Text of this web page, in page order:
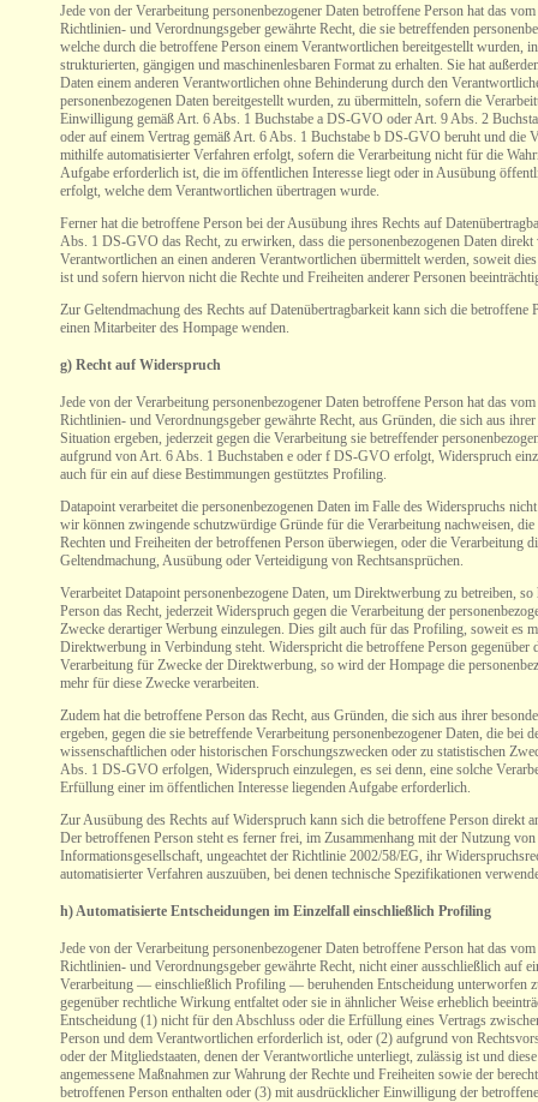
Jede von der Verarbeitung personenbezogener Daten betroffene Person hat das
Richtlinien- und Verordnungsgeber gewährte Recht, die sie betreffenden
welche durch die betroffene Person einem Verantwortlichen bereitgestellt wurden,
strukturierten, gängigen und maschinenlesbaren Format zu erhalten. Sie hat
Daten einem anderen Verantwortlichen ohne Behinderung durch den
personenbezogenen Daten bereitgestellt wurden, zu übermitteln, sofern die
Einwilligung gemäß Art. 6 Abs. 1 Buchstabe a DS-GVO oder Art. 9 Abs. 2
oder auf einem Vertrag gemäß Art. 6 Abs. 1 Buchstabe b DS-GVO beruht und die
mithilfe automatisierter Verfahren erfolgt, sofern die Verarbeitung nicht für die
Aufgabe erforderlich ist, die im öffentlichen Interesse liegt oder in Ausübung
erfolgt, welche dem Verantwortlichen übertragen wurde.
Ferner hat die betroffene Person bei der Ausübung ihres Rechts auf
Abs. 1 DS-GVO das Recht, zu erwirken, dass die personenbezogenen Daten direkt
Verantwortlichen an einen anderen Verantwortlichen übermittelt werden, soweit
ist und sofern hiervon nicht die Rechte und Freiheiten anderer Personen
Zur Geltendmachung des Rechts auf Datenübertragbarkeit kann sich die betroffene
einen Mitarbeiter des Hompage wenden.
g) Recht auf Widerspruch
Jede von der Verarbeitung personenbezogener Daten betroffene Person hat das
Richtlinien- und Verordnungsgeber gewährte Recht, aus Gründen, die sich aus ihrer
Situation ergeben, jederzeit gegen die Verarbeitung sie betreffender
aufgrund von Art. 6 Abs. 1 Buchstaben e oder f DS-GVO erfolgt, Widerspruch
auch für ein auf diese Bestimmungen gestütztes Profiling.
Datapoint verarbeitet die personenbezogenen Daten im Falle des Widerspruchs
wir können zwingende schutzwürdige Gründe für die Verarbeitung nachweisen, die
Rechten und Freiheiten der betroffenen Person überwiegen, oder die Verarbeitung
Geltendmachung, Ausübung oder Verteidigung von Rechtsansprüchen.
Verarbeitet Datapoint personenbezogene Daten, um Direktwerbung zu betreiben, so
Person das Recht, jederzeit Widerspruch gegen die Verarbeitung der
Zwecke derartiger Werbung einzulegen. Dies gilt auch für das Profiling, soweit es
Direktwerbung in Verbindung steht. Widerspricht die betroffene Person gegenüber
Verarbeitung für Zwecke der Direktwerbung, so wird der Hompage die
mehr für diese Zwecke verarbeiten.
Zudem hat die betroffene Person das Recht, aus Gründen, die sich aus ihrer
ergeben, gegen die sie betreffende Verarbeitung personenbezogener Daten, die bei
wissenschaftlichen oder historischen Forschungszwecken oder zu statistischen
Abs. 1 DS-GVO erfolgen, Widerspruch einzulegen, es sei denn, eine solche
Erfüllung einer im öffentlichen Interesse liegenden Aufgabe erforderlich.
Zur Ausübung des Rechts auf Widerspruch kann sich die betroffene Person direkt
Der betroffenen Person steht es ferner frei, im Zusammenhang mit der Nutzung
Informationsgesellschaft, ungeachtet der Richtlinie 2002/58/EG, ihr
automatisierter Verfahren auszuüben, bei denen technische Spezifikationen
h) Automatisierte Entscheidungen im Einzelfall einschließlich Profiling
Jede von der Verarbeitung personenbezogener Daten betroffene Person hat das
Richtlinien- und Verordnungsgeber gewährte Recht, nicht einer ausschließlich auf
Verarbeitung — einschließlich Profiling — beruhenden Entscheidung unterworfen
gegenüber rechtliche Wirkung entfaltet oder sie in ähnlicher Weise erheblich
Entscheidung (1) nicht für den Abschluss oder die Erfüllung eines Vertrags
Person und dem Verantwortlichen erforderlich ist, oder (2) aufgrund von
oder der Mitgliedstaaten, denen der Verantwortliche unterliegt, zulässig ist und
angemessene Maßnahmen zur Wahrung der Rechte und Freiheiten sowie der
betroffenen Person enthalten oder (3) mit ausdrücklicher Einwilligung der